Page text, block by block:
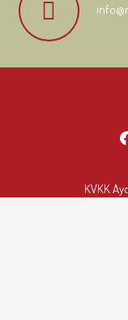
KVKK